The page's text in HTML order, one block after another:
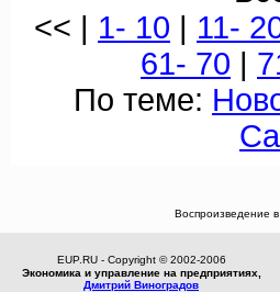
<< | 1- 10 | 11-
61- 70 |
По теме:
Воспроизведение
EUP.RU - Copyright © 2002-2006
Экономика и управление на предприятиях,
Дмитрий Виноградов